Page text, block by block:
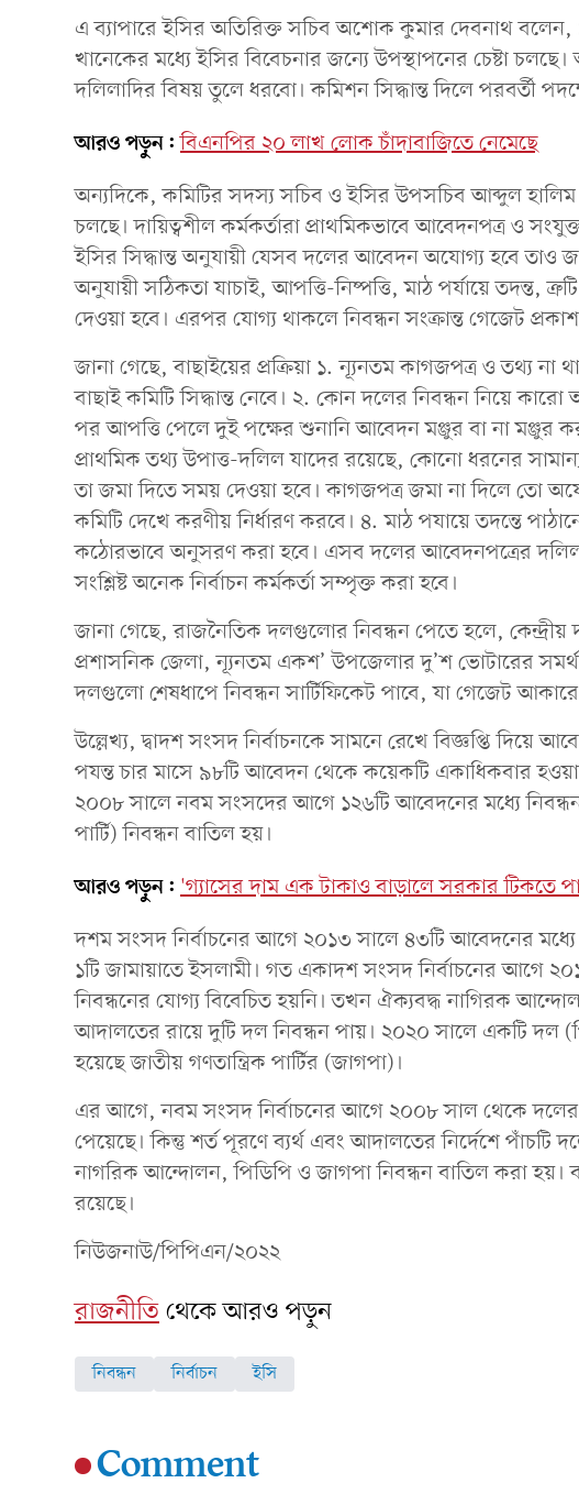
এ ব্যাপারে ইসির অতিরিক্ত সচিব অশোক কুমার দেবনাথ
খানেকের মধ্যে ইসির বিবেচনার জন্যে উপস্থাপনের চেষ্টা চলছে।
দলিলাদির বিষয় তুলে ধরবো। কমিশন সিদ্ধান্ত দিলে পরবর্তী
আরও পড়ুন: বিএনপির ২০ লাখ লোক চাঁদাবাজিতে নেমেছে
অন্যদিকে, কমিটির সদস্য সচিব ও ইসির উপসচিব আব্দুল
চলছে। দায়িত্বশীল কর্মকর্তারা প্রাথমিকভাবে আবেদনপত্র ও
ইসির সিদ্ধান্ত অনুযায়ী যেসব দলের আবেদন অযোগ্য হবে তাও
অনুযায়ী সঠিকতা যাচাই, আপত্তি-নিষ্পত্তি, মাঠ পর্যায়ে তদন্ত,
দেওয়া হবে। এরপর যোগ্য থাকলে নিবন্ধন সংক্রান্ত গেজেট
জানা গেছে, বাছাইয়ের প্রক্রিয়া ১. ন্যূনতম কাগজপত্র ও তথ্য না
বাছাই কমিটি সিদ্ধান্ত নেবে। ২. কোন দলের নিবন্ধন নিয়ে কারো
পর আপত্তি পেলে দুই পক্ষের শুনানি আবেদন মঞ্জুর বা না মঞ্জুর
প্রাথমিক তথ্য উপাত্ত-দলিল যাদের রয়েছে, কোনো ধরনের
তা জমা দিতে সময় দেওয়া হবে। কাগজপত্র জমা না দিলে তো
কমিটি দেখে করণীয় নির্ধারণ করবে। ৪. মাঠ পযায়ে তদন্তে
কঠোরভাবে অনুসরণ করা হবে। এসব দলের আবেদনপত্রের
সংশ্লিষ্ট অনেক নির্বাচন কর্মকর্তা সম্পৃক্ত করা হবে।
জানা গেছে, রাজনৈতিক দলগুলোর নিবন্ধন পেতে হলে,
প্রশাসনিক জেলা, ন্যূনতম একশ’ উপজেলার দু’শ ভোটারের
দলগুলো শেষধাপে নিবন্ধন সার্টিফিকেট পাবে, যা গেজেট আকারে
উল্লেখ্য, দ্বাদশ সংসদ নির্বাচনকে সামনে রেখে বিজ্ঞপ্তি
পযন্ত চার মাসে ৯৮টি আবেদন থেকে কয়েকটি একাধিকবার
২০০৮ সালে নবম সংসদের আগে ১২৬টি আবেদনের মধ্যে
পার্টি) নিবন্ধন বাতিল হয়।
আরও পড়ুন: 'গ্যাসের দাম এক টাকাও বাড়ালে সরকার টিকতে
দশম সংসদ নির্বাচনের আগে ২০১৩ সালে ৪৩টি আবেদনের
১টি জামায়াতে ইসলামী। গত একাদশ সংসদ নির্বাচনের আগে
নিবন্ধনের যোগ্য বিবেচিত হয়নি। তখন ঐক্যবদ্ধ নাগিরক
আদালতের রায়ে দুটি দল নিবন্ধন পায়। ২০২০ সালে একটি দল
হয়েছে জাতীয় গণতান্ত্রিক পার্টির (জাগপা)।
এর আগে, নবম সংসদ নির্বাচনের আগে ২০০৮ সাল থেকে দলের
পেয়েছে। কিন্তু শর্ত পূরণে ব্যর্থ এবং আদালতের নির্দেশে পাঁচটি
নাগরিক আন্দোলন, পিডিপি ও জাগপা নিবন্ধন বাতিল করা হয়।
রয়েছে।
নিউজনাউ/পিপিএন/২০২২
রাজনীতিথেকে আরও পড়ুন
নিবন্ধন নির্বাচন ইসি
Comment